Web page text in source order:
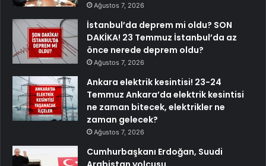
Ağustos 7, 2026
İstanbul’da deprem mi oldu? SON
DAKİKA! 23 Temmuz İstanbul’da az
önce nerede deprem oldu?
Ağustos 7, 2026
Ankara elektrik kesintisi! 23-24
Temmuz Ankara’da elektrik kesintisi
ne zaman bitecek, elektrikler ne
zaman gelecek?
Ağustos 7, 2026
Cumhurbaşkanı Erdoğan, Suudi